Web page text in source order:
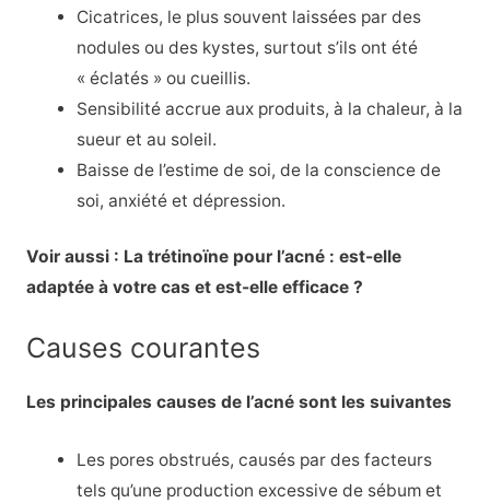
Cicatrices, le plus souvent laissées par des
nodules ou des kystes, surtout s’ils ont été
« éclatés » ou cueillis.
Sensibilité accrue aux produits, à la chaleur, à la
sueur et au soleil.
Baisse de l’estime de soi, de la conscience de
soi, anxiété et dépression.
Voir aussi : La trétinoïne pour l’acné : est-elle
adaptée à votre cas et est-elle efficace ?
Causes courantes
Les principales causes de l’acné sont les suivantes
Les pores obstrués, causés par des facteurs
tels qu’une production excessive de sébum et